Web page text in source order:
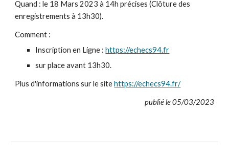
Quand : le 18 Mars 2023 à 14h précises (Clôture des
enregistrements à 13h30).
Comment :
Inscription en Ligne :https://echecs94.fr
sur place avant 13h30.
Plus d'informations sur le sitehttps://echecs94.fr/
publié le 05/03/2023